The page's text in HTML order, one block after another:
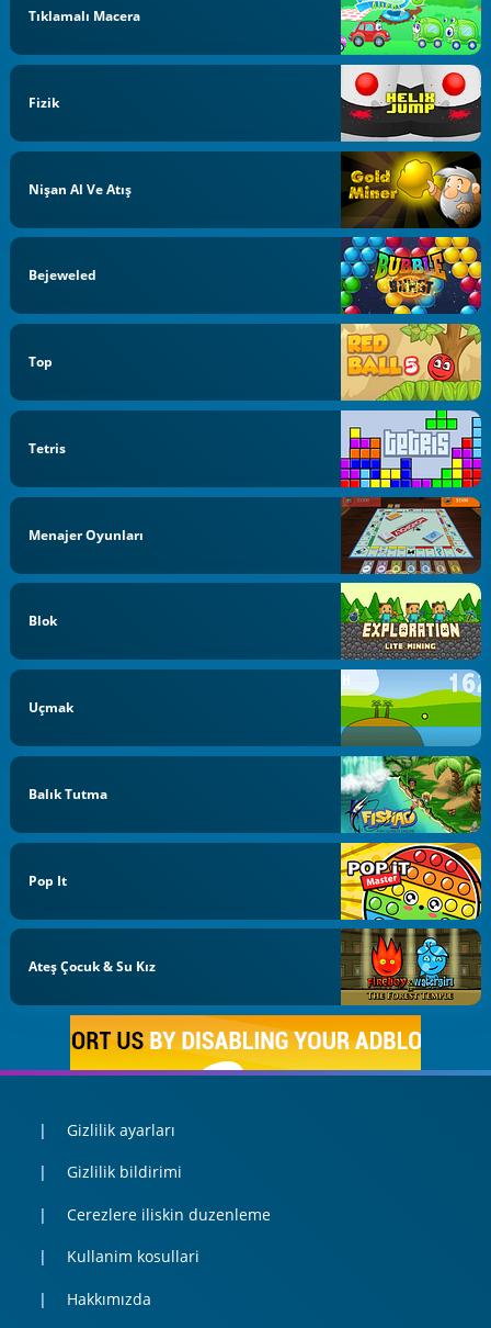
Tıklamalı Macera
Fizik
Nişan Al Ve Atış
Bejeweled
Top
Tetris
Menajer Oyunları
Blok
Uçmak
Balık Tutma
Pop It
Ateş Çocuk & Su Kız
Gizlilik ayarları
Gizlilik bildirimi
Cerezlere iliskin duzenleme
Kullanim kosullari
Hakkımızda